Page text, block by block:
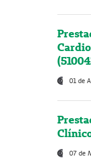
01 de
07 de